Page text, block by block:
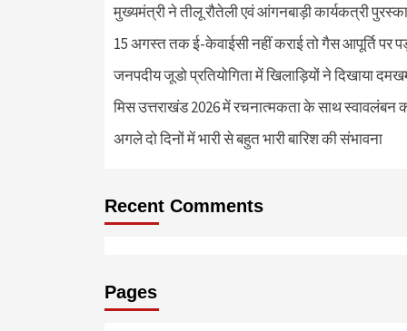
मुख्यमंत्री ने तीलू रौतेली एवं आंगनबाड़ी कार्यकत्री
15 अगस्त तक ई-केवाईसी नहीं कराई तो गैस आपूर्ति पर
जनपदीय जूडो प्रतियोगिता में खिलाड़ियों ने दिखाया
मिस उत्तराखंड 2026 में रचनात्मकता के साथ स्वावलंबन
अगले दो दिनों में भारी से बहुत भारी बारिश की संभावना
Recent Comments
Pages